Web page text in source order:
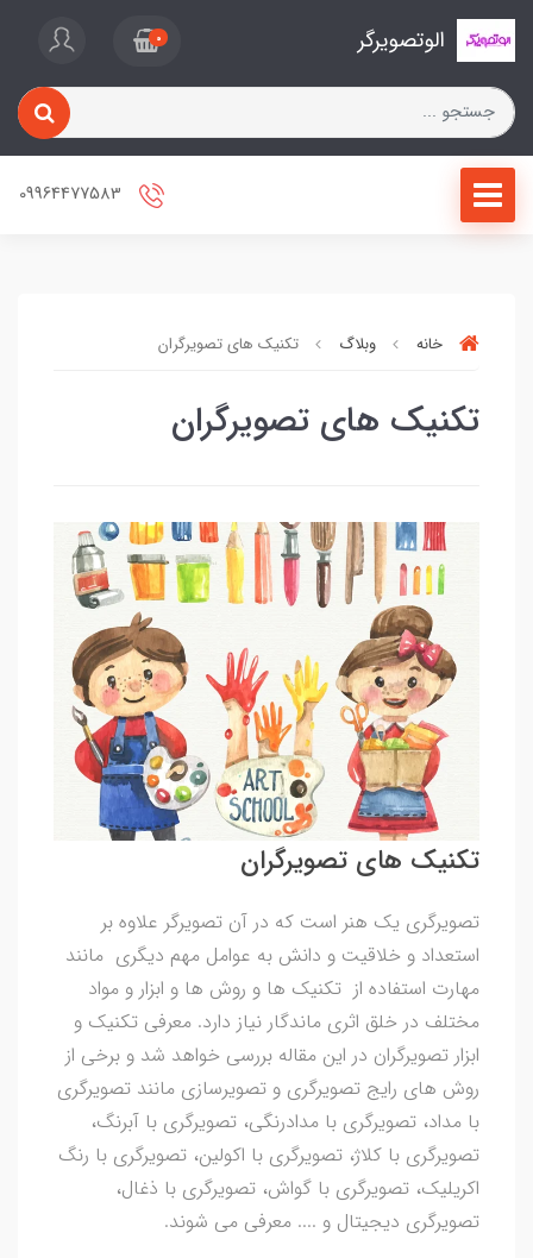
الوتصویرگر 0
خانه وبلاگ تکنیک های تصویرگران
تکنیک های تصویرگران
تکنیک های تصویرگران
تصویرگری یک هنر است که در آن تصویرگر علاوه بر
استعداد و خلاقیت و دانش به عوامل مهم دیگری مانند
مهارت استفاده از تکنیک ها و روش ها و ابزار و مواد
مختلف در خلق اثری ماندگار نیاز دارد. معرفی تکنیک و
ابزار تصویرگران در این مقاله بررسی خواهد شد و برخی از
روش های رایج تصویرگری و تصویرسازی مانند تصویرگری
با مداد، تصویرگری با مدادرنگی، تصویرگری با آبرنگ،
تصویرگری با کلاژ، تصویرگری با اکولین، تصویرگری با رنگ
اکریلیک، تصویرگری با گواش، تصویرگری با ذغال،
تصویرگری دیجیتال و .... معرفی می شوند.